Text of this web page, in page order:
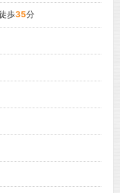
歩35分